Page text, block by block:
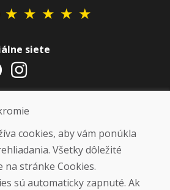
★ ★ ★ ★ ★
siete
hodiny
ĎAKUJEME VÁM ZA
A TEŠÍME SA NA VÁS OPÄŤ
9. 2026.
cookies, aby vám ponúkla
Všetky dôležité
na stránke Cookies.
sú automaticky zapnuté. Ak